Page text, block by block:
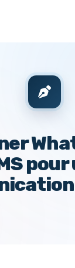
pour